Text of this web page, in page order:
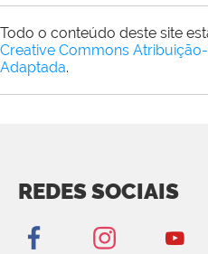
Todo o conteúdo deste site
Creative Commons
Adaptada.
REDES SOCIAIS